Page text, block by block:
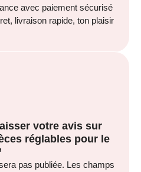
avec paiement sécurisé
livraison rapide, ton plaisir
votre avis sur
réglables pour le
pas publiée. Les champs